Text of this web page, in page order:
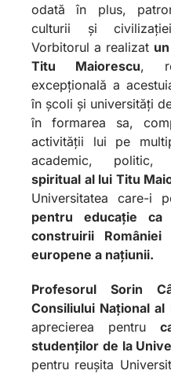
odată în plus,
culturii și
Vorbitorul a realizat
Titu Maiorescu,
excepțională a
în școli și universități
în formarea sa,
activității lui pe
academic,
spiritual al lui Titu
Universitatea care-i
pentru educație ca
construirii
europene a națiunii.
Profesorul Sorin
Consiliului Național al
aprecierea pentru
studenților de la
pentru reușita